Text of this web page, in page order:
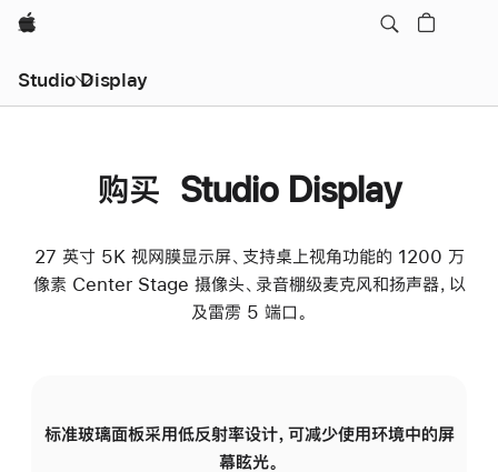
Apple
Studio Display
购买 Studio Display
27 英寸 5K 视网膜显示屏、支持桌上视角功能的 1200 万
像素 Center Stage 摄像头、录音棚级麦克风和扬声器，以
及雷雳 5 端口。
标准玻璃面板采用低反射率设计，可减少使用环境中的屏
幕眩光。